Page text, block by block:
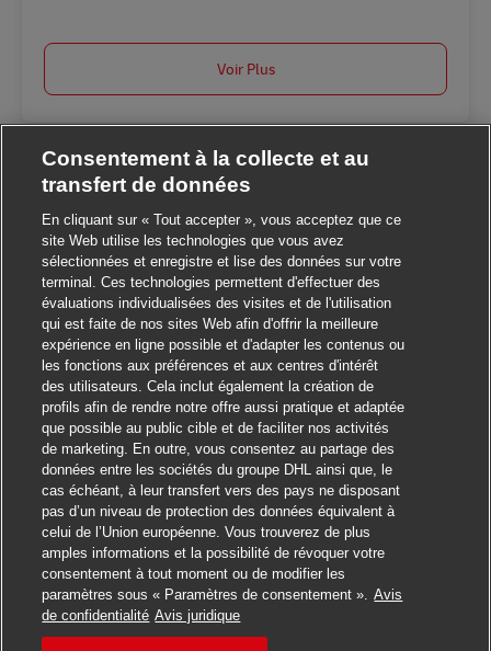
Postuler pour cet emploi
Voir Plus
Consentement à la collecte et au
transfert de données
En cliquant sur « Tout accepter », vous acceptez que ce
site Web utilise les technologies que vous avez
sélectionnées et enregistre et lise des données sur votre
terminal. Ces technologies permettent d'effectuer des
évaluations individualisées des visites et de l'utilisation
qui est faite de nos sites Web afin d'offrir la meilleure
expérience en ligne possible et d'adapter les contenus ou
les fonctions aux préférences et aux centres d'intérêt
des utilisateurs. Cela inclut également la création de
profils afin de rendre notre offre aussi pratique et adaptée
que possible au public cible et de faciliter nos activités
de marketing. En outre, vous consentez au partage des
données entre les sociétés du groupe DHL ainsi que, le
cas échéant, à leur transfert vers des pays ne disposant
pas d’un niveau de protection des données équivalent à
celui de l’Union européenne. Vous trouverez de plus
amples informations et la possibilité de révoquer votre
consentement à tout moment ou de modifier les
paramètres sous « Paramètres de consentement ». Avis
de confidentialité Avis juridique
Salut ! Ce poste vous intéresse ? Fermer la
Je suis intéressé
Trouver des emplois similaires